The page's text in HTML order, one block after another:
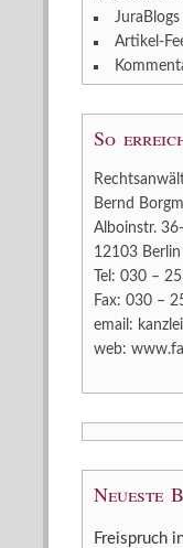
Artikel-
So
Bernd
Alboinstr.
12103 Berlin
Tel: 030 –
Fax: 030 –
email:
web:
Neueste
Freispruch